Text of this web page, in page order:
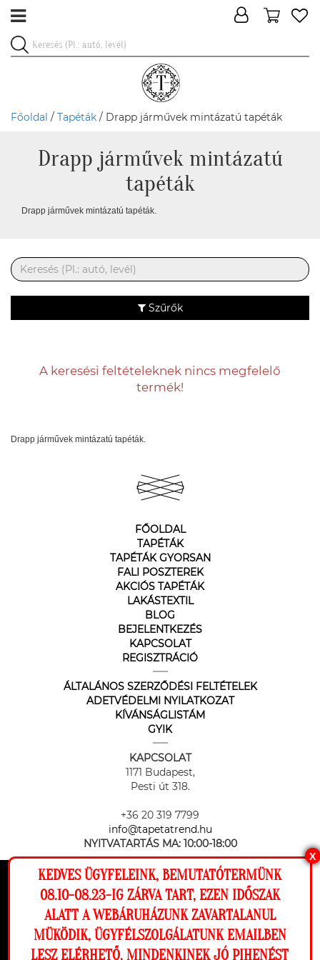
Ez a weboldal cookie-kat használ, hogy a
lehető legjobb élményt nyújtsa honlapunkon.
Beállítások
Főoldal / Tapéták / Drapp járművek mintázatú tapéták
Drapp járművek mintázatú
tapéták
Drapp járművek mintázatú tapéták.
Szűrők
A keresési feltételeknek nincs megfelelő
termék!
Drapp járművek mintázatú tapéták.
FŐOLDAL
TAPÉTÁK
TAPÉTÁK GYORSAN
FALI POSZTEREK
AKCIÓS TAPÉTÁK
LAKÁSTEXTIL
BLOG
BEJELENTKEZÉS
KAPCSOLAT
REGISZTRÁCIÓ
ÁLTALÁNOS SZERZŐDÉSI FELTÉTELEK
ADETVÉDELMI NYILATKOZAT
KÍVÁNSÁGLISTÁM
GYIK
KAPCSOLAT
1171 Budapest,
Pesti út 318.
+36 20 319 7799
info@tapetatrend.hu
NYITVATARTÁS MA: 10:00-18:00
Az online fizetést a Barion Payment Zrt. biztosítja, MNB engedély
száma: H-EN-I-1064/2013
X
KEDVES ÜGYFELEINK, BEMUTATÓTERMÜNK
08.10-08.23-IG ZÁRVA TART, EZEN IDŐSZAK
ALATT A WEBÁRUHÁZUNK ZAVARTALANUL
MÜKÖDIK, ÜGYFÉLSZOLGÁLATUNK EMAILBEN
LESZ ELÉRHETŐ. MINDENKINEK JÓ PIHENÉST